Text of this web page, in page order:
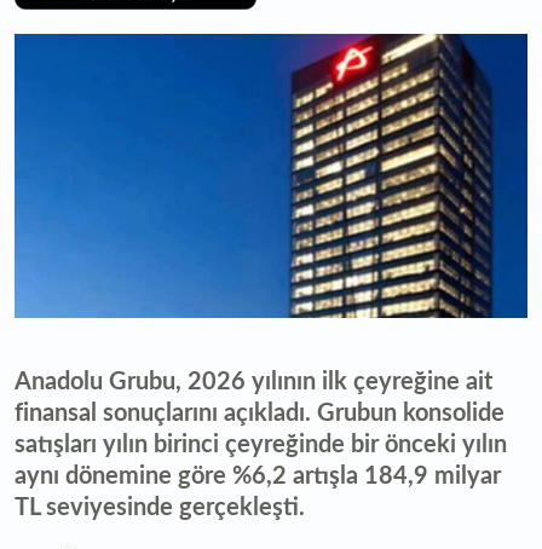
Anadolu Grubu, 2026 yılının ilk çeyreğine ait
finansal sonuçlarını açıkladı. Grubun konsolide
satışları yılın birinci çeyreğinde bir önceki yılın
aynı dönemine göre %6,2 artışla 184,9 milyar
TL seviyesinde gerçekleşti.